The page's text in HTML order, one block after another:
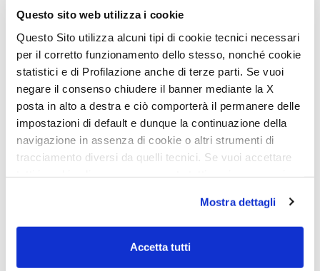
Questo sito web utilizza i cookie
Questo Sito utilizza alcuni tipi di cookie tecnici necessari
per il corretto funzionamento dello stesso, nonché cookie
statistici e di Profilazione anche di terze parti. Se vuoi
negare il consenso chiudere il banner mediante la X
posta in alto a destra e ciò comporterà il permanere delle
impostazioni di default e dunque la continuazione della
navigazione in assenza di cookie o altri strumenti di
tracciamento diversi da quelli tecnici. Se vuoi accettare
su acconsento selezionati. Se vuoi saperne di più clicca
qui. Cliccando sul tasto "Acconsento" permetti l'utilizzo
Mostra dettagli
Accetta tutti
qui garantit luminosité et intimité. Disposée en « espaces séparés
de confort. Le lavabo fixe et la barre de douche avec mitigeur
séparé assurent une utilisation pratique. La porte de douche en
méthacrylate apporte légèreté et résistance, pour une expérience
à la fois fonctionnelle et agréable.